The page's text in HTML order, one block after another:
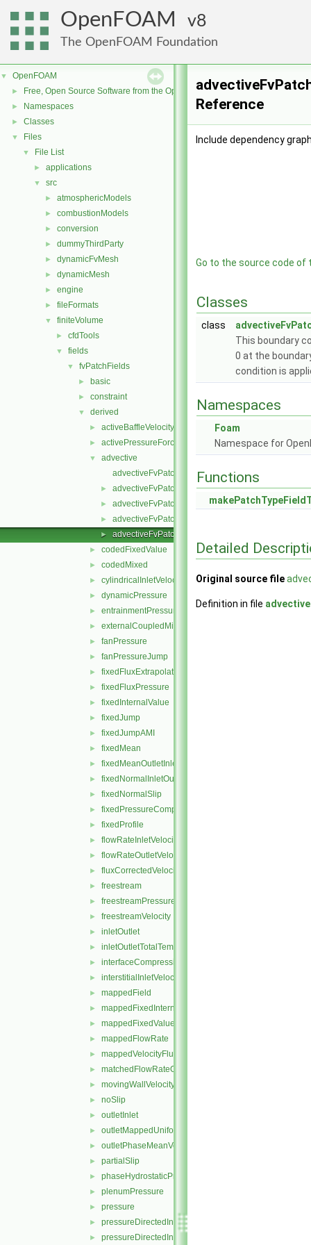
OpenFOAM 8
The OpenFOAM Foundation
▼ OpenFOAM
► Free, Open Source Software from the OpenFOAM Foundation
► Namespaces
► Classes
▼ Files
▼ File List
► applications
▼ src
► atmosphericModels
► combustionModels
► conversion
► dummyThirdParty
► dynamicFvMesh
► dynamicMesh
► engine
► fileFormats
▼ finiteVolume
► cfdTools
▼ fields
▼ fvPatchFields
► basic
► constraint
▼ derived
► activeBaffleVelocity
► activePressureForceBaffleVelocity
▼
advective
advectiveFvPatchField.C
► advectiveFvPatchField.H
► advectiveFvPatchFields.C
► advectiveFvPatchFields.H
► advectiveFvPatchFieldsFwd.H
► codedFixedValue
► codedMixed
► cylindricalInletVelocity
► dynamicPressure
► entrainmentPressure
► externalCoupledMixed
► fanPressure
► fanPressureJump
► fixedFluxExtrapolatedPressure
► fixedFluxPressure
► fixedInternalValue
► fixedJump
► fixedJumpAMI
► fixedMean
► fixedMeanOutletInlet
► fixedNormalInletOutletVelocity
► fixedNormalSlip
► fixedPressureCompressibleDensity
► fixedProfile
► flowRateInletVelocity
► flowRateOutletVelocity
► fluxCorrectedVelocity
► freestream
► freestreamPressure
► freestreamVelocity
► inletOutlet
► inletOutletTotalTemperature
► interfaceCompression
► interstitialInletVelocity
► mappedField
► mappedFixedInternalValue
► mappedFixedValue
► mappedFlowRate
► mappedVelocityFluxFixedValue
► matchedFlowRateOutletVelocity
► movingWallVelocity
► noSlip
► outletInlet
► outletMappedUniformInlet
► outletPhaseMeanVelocity
► partialSlip
► phaseHydrostaticPressure
► plenumPressure
► pressure
► pressureDirectedInletOutletVelocity
► pressureDirectedInletVelocity
Reference
Include dependency
Go to the source code of
Classes
class
This boundary
0 at the
condition is
Namespaces
Foam
Namespace for
Functions
Detailed
Original source file
Definition in file